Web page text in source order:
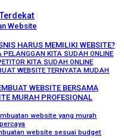
Website
HARUS MEMILIKI WEBSITE?
KITA SUDAH ONLINE
KITA SUDAH ONLINE
WEBSITE TERNYATA MUDAH
WEBSITE BERSAMA
MURAH PROFESIONAL
website yang murah
website sesuai budget